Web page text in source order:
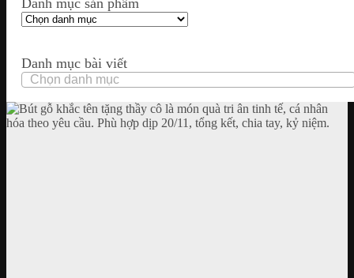
Danh mục sản phẩm
Danh mục bài viết
Danh
mục
bài
viết